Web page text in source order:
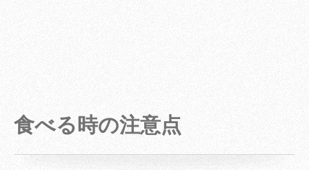
食べる時の注意点